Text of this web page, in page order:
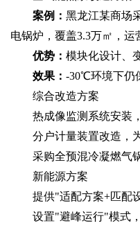
案例： 黑龙江某商场
电锅炉，覆盖3.3万㎡，运
优势： 模块化设计、
效果： -30℃环境下仍
综合改造方案‌
热成像监测系统安装
分户计量装置改造，
采购全预混冷凝燃气
新能源方案‌
提供"适配方案+匹配
设置"避峰运行"模式